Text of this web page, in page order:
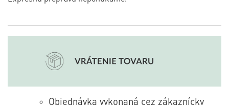
Objednávka vykonaná cez zákaznícky